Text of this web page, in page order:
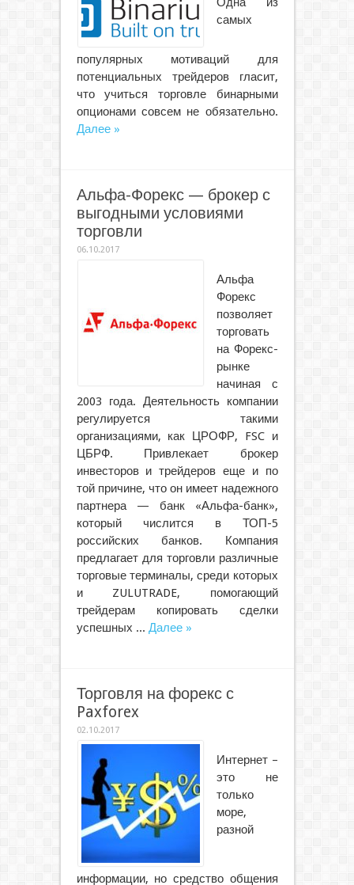
самых
популярных мотиваций для
потенциальных трейдеров гласит,
что учиться торговле бинарными
опционами совсем не обязательно.
Далее »
Альфа-Форекс — брокер с
выгодными условиями
торговли
06.10.2017
Альфа
Форекс
позволяет
торговать
на Форекс-
рынке
начиная с
2003 года. Деятельность компании
регулируется такими
организациями, как ЦРОФР, FSC и
ЦБРФ. Привлекает брокер
инвесторов и трейдеров еще и по
той причине, что он имеет надежного
партнера — банк «Альфа-банк»,
который числится в ТОП-5
российских банков. Компания
предлагает для торговли различные
торговые терминалы, среди которых
и ZULUTRADE, помогающий
трейдерам копировать сделки
успешных ... Далее »
Торговля на форекс с
Paxforex
02.10.2017
Интернет –
это не
только
море,
разной
информации, но средство общения